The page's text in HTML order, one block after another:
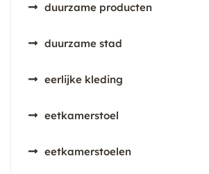
duurzame producten
duurzame stad
eerlijke kleding
eetkamerstoel
eetkamerstoelen